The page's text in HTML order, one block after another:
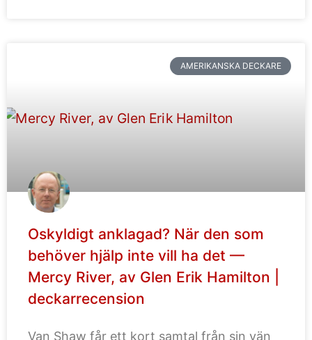
AMERIKANSKA DECKARE
Oskyldigt anklagad? När den som
behöver hjälp inte vill ha det —
Mercy River, av Glen Erik Hamilton |
deckarrecension
Van Shaw får ett kort samtal från sin vän